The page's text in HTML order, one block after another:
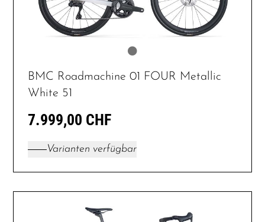
BMC Roadmachine 01 FOUR Metallic
White 51
7.999,00 CHF
Varianten verfügbar